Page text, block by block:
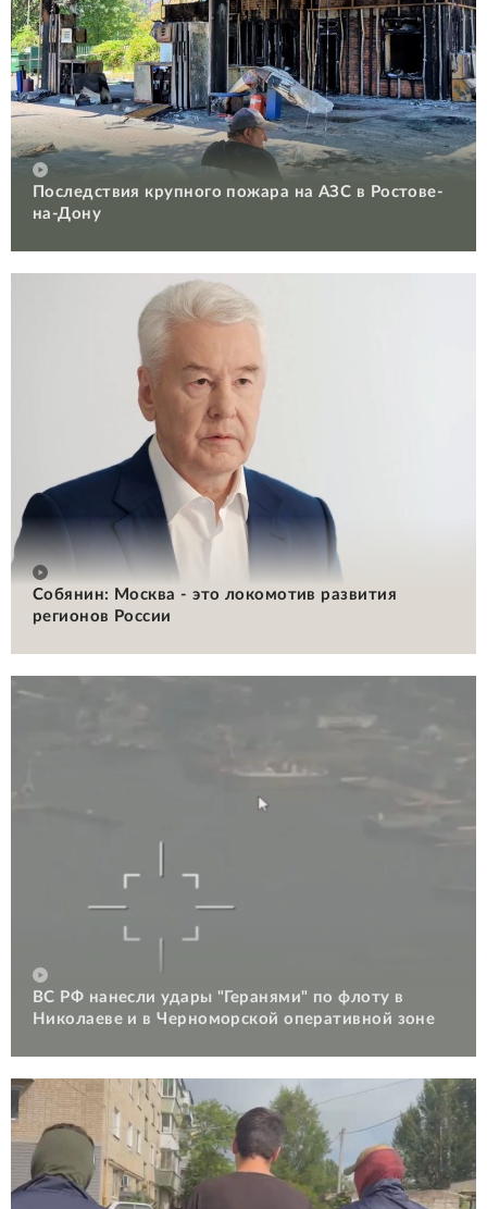
Последствия крупного пожара на АЗС в Ростове-
на-Дону
Собянин: Москва - это локомотив развития
регионов России
ВС РФ нанесли удары "Геранями" по флоту в
Николаеве и в Черноморской оперативной зоне